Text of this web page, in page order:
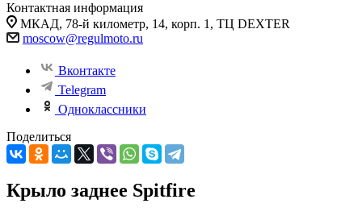
Контактная информация
МКАД, 78-й километр, 14, корп. 1, ТЦ DEXTER
moscow@regulmoto.ru
Вконтакте
Telegram
Одноклассники
Поделиться
Крыло заднее Spitfire